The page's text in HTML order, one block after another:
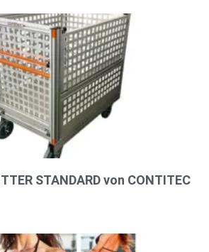
STANDARD von CONTITEC